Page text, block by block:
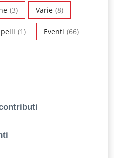
(3) Varie (8)
(1) Eventi (66)